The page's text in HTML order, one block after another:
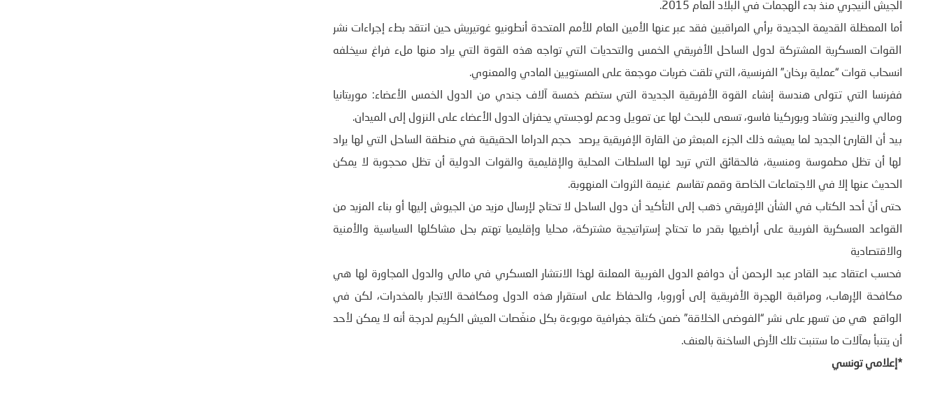
الجيش النيجري منذ بدء الهجمات في البلاد العام 2015.
أما المعظلة القديمة الجديدة برأي المراقبين فقد عبر عنها الأمين العام للأمم المتحدة أنطونيو غوتيريش حين انتقد بطء إجراءات نشر
القوات العسكرية المشتركة لدول الساحل الأفريقي الخمس والتحديات التي تواجه هذه القوة التي يراد منها ملء فراغ سيخلفه
انسحاب قوات “عملية برخان” الفرنسية، التي تلقت ضربات موجعة على المستويين المادي والمعنوي.
ففرنسا التي تتولى هندسة إنشاء القوة الأفريقية الجديدة التي ستضم خمسة آلاف جندي من الدول الخمس الأعضاء: موريتانيا
ومالي والنيجر وتشاد وبوركينا فاسو، تسعى للبحث لها عن تمويل ودعم لوجستي يحفزان الدول الأعضاء على النزول إلى الميدان.
بيد أن القارئ الجديد لما يعيشه ذلك الجزء المبعثر من القارة الإفريقية يرصد حجم الدراما الحقيقية في منطقة الساحل التي لها يراد
لها أن تظل مطموسة ومنسية، فالحقائق التي تريد لها السلطات المحلية والإقليمية والقوات الدولية أن تظل محجوبة لا يمكن
الحديث عنها إلا في الاجتماعات الخاصة وقمم تقاسم غنيمة الثروات المنهوبة.
حتى أنّ أحد الكتاب في الشأن الإفريقي ذهب إلى التأكيد أن دول الساحل لا تحتاج لإرسال مزيد من الجيوش إليها أو بناء المزيد من
القواعد العسكرية الغربية على أراضيها بقدر ما تحتاج إستراتيجية مشتركة، محليا وإقليميا تهتم بحل مشاكلها السياسية والأمنية
والاقتصادية
فحسب اعتقاد عبد القادر عبد الرحمن أن دوافع الدول الغربية المعلنة لهذا الانتشار العسكري في مالي والدول المجاورة لها هي
مكافحة الإرهاب، ومراقبة الهجرة الأفريقية إلى أوروبا، والحفاظ على استقرار هذه الدول ومكافحة الاتجار بالمخدرات، لكن في
الواقع هي من تسهر على نشر “الفوضى الخلاقة” ضمن كتلة جغرافية موبوءة بكل منغّصات العيش الكريم لدرجة أنه لا يمكن لأحد
أن يتنبأ بمآلات ما ستنبت تلك الأرض الساخنة بالعنف.
*إعلامي تونسي